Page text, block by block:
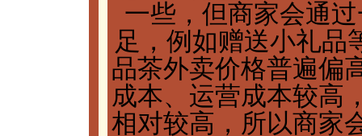
一些，但商家会通
足，例如赠送小礼品
品茶外卖价格普遍偏
成本、运营成本较高
相对较高，所以商家